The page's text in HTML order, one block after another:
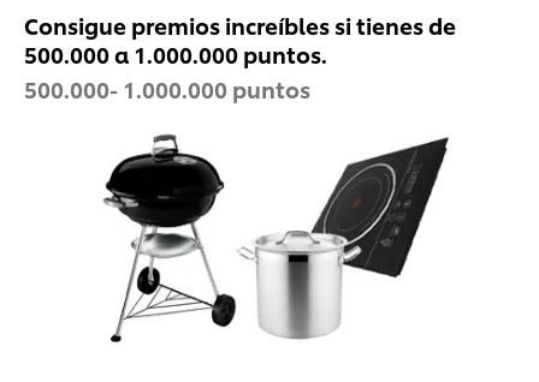
Consigue premios increíbles si tienes de
500.000 a 1.000.000 puntos.
500.000- 1.000.000 puntos